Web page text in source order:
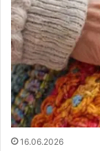
16.06.2026